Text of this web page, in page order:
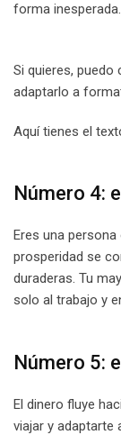
forma inesperada.
Si quieres,
adaptarlo a
Aquí tienes el
Número 4:
Eres una
prosperidad se
duraderas. Tu
solo al trabajo y
Número 5:
El dinero fluye
viajar y adaptarte